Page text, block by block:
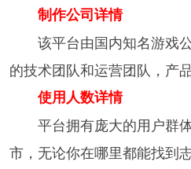
制作公司详情
该平台由国内知名游戏
的技术团队和运营团队，产
使用人数详情
平台拥有庞大的用户群
市，无论你在哪里都能找到